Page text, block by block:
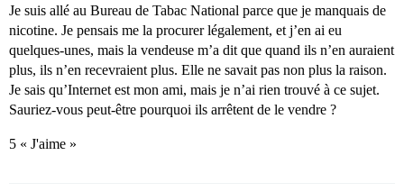
Je suis allé au Bureau de Tabac National parce que je manquais de
nicotine. Je pensais me la procurer légalement, et j’en ai eu
quelques-unes, mais la vendeuse m’a dit que quand ils n’en auraient
plus, ils n’en recevraient plus. Elle ne savait pas non plus la raison.
Je sais qu’Internet est mon ami, mais je n’ai rien trouvé à ce sujet.
Sauriez-vous peut-être pourquoi ils arrêtent de le vendre ?
5 « J'aime »